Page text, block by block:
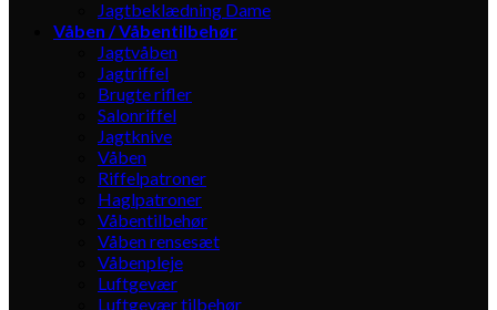
Jagtbeklædning Dame
Våben / Våbentilbehør
Jagtvåben
Jagtriffel
Brugte rifler
Salonriffel
Jagtknive
Våben
Riffelpatroner
Haglpatroner
Våbentilbehør
Våben rensesæt
Våbenpleje
Luftgevær
Luftgevær tilbehør